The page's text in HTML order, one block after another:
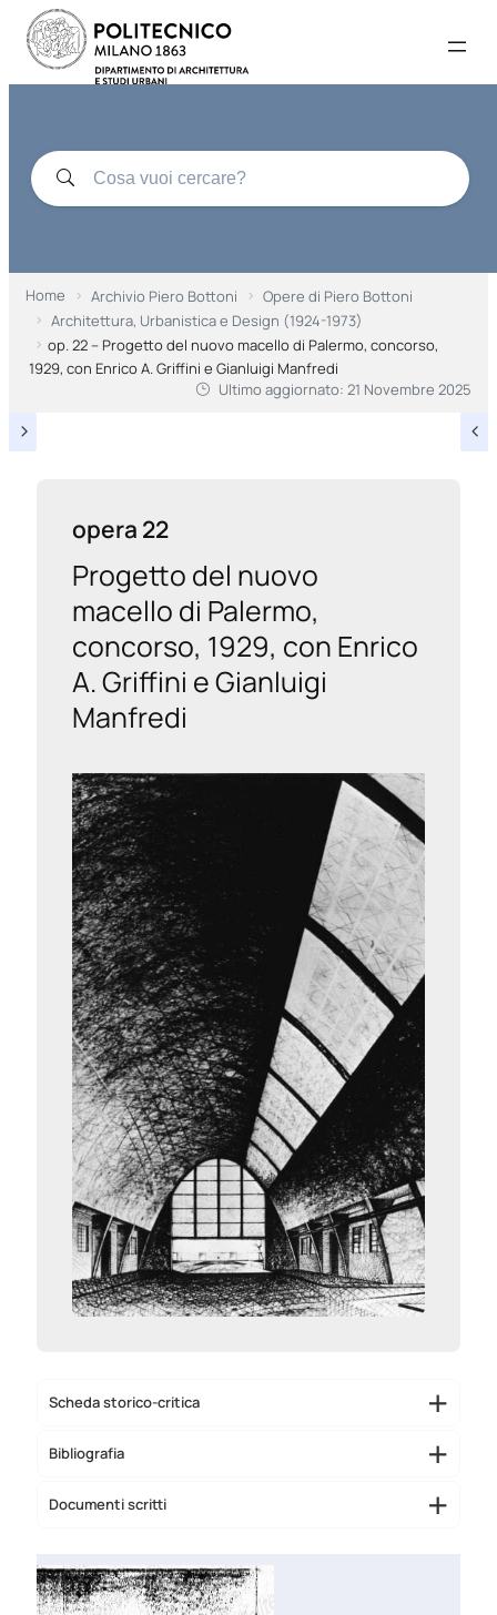
Home Archivio Piero Bottoni
Opere di Piero Bottoni
Architettura, Urbanistica e Design (1924-1973)
op. 22 – Progetto del nuovo macello di Palermo, concorso,
1929, con Enrico A. Griffini e Gianluigi Manfredi
Ultimo aggiornato: 21 Novembre 2025
opera 22
Progetto del nuovo
macello di Palermo,
concorso, 1929, con Enrico
A. Griffini e Gianluigi
Manfredi
Scheda storico-critica
Bibliografia
Documenti scritti